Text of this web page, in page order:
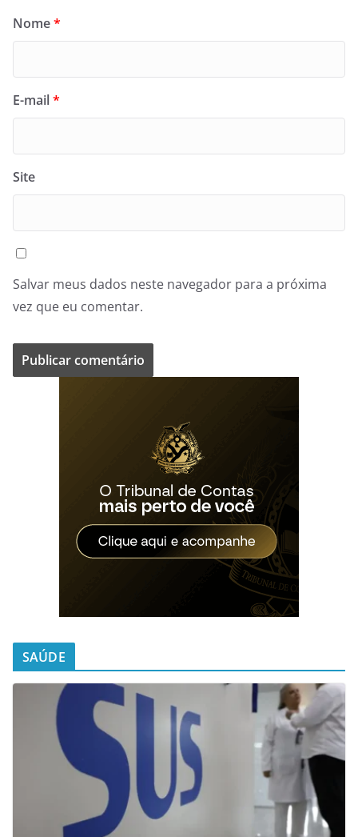
Nome*
E-mail*
Site
Salvar meus dados neste navegador para a próxima
vez que eu comentar.
SAÚDE